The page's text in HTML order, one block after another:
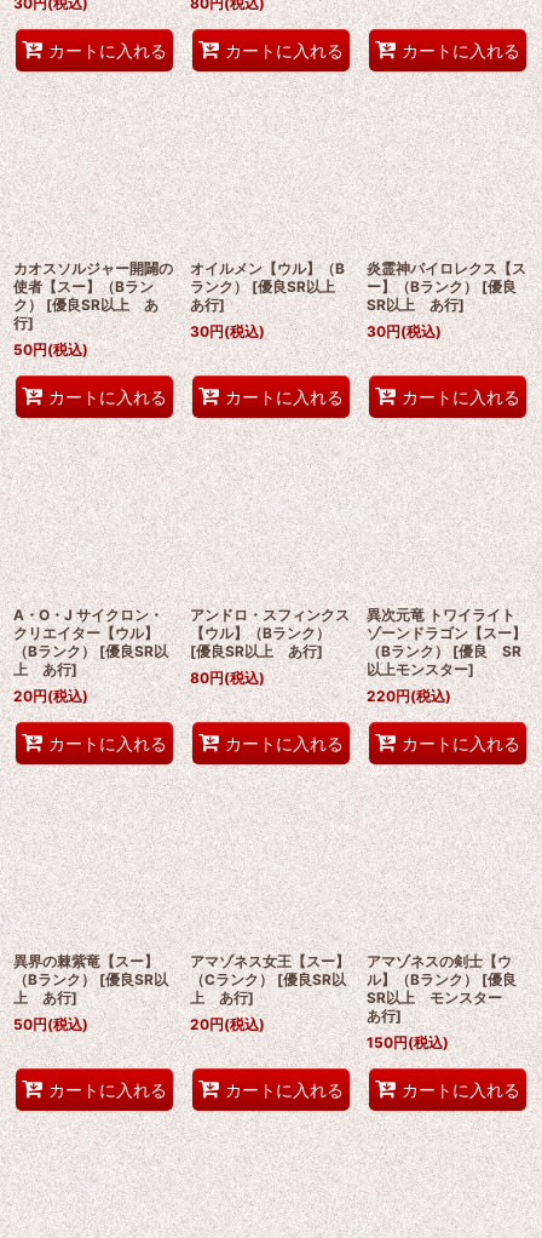
カートに入れる カートに入れる カートに入れる
カオスソルジャー開闢の
使者【スー】（Bラン
ク） [優良SR以上 あ
行]
50円(税込)
カートに入れる
オイルメン【ウル】（B
ランク） [優良SR以上
あ行]
30円(税込)
カートに入れる
炎霊神パイロレクス【ス
ー】（Bランク） [優良
SR以上 あ行]
30円(税込)
カートに入れる
A・O・J サイクロン・
クリエイター【ウル】
（Bランク） [優良SR以
上 あ行]
20円(税込)
カートに入れる
アンドロ・スフィンクス
【ウル】（Bランク）
[優良SR以上 あ行]
80円(税込)
カートに入れる
異次元竜 トワイライト
ゾーンドラゴン【スー】
（Bランク） [優良 SR
以上モンスター]
220円(税込)
カートに入れる
異界の棘紫竜【スー】
（Bランク） [優良SR以
上 あ行]
50円(税込)
カートに入れる
アマゾネス女王【スー】
（Cランク） [優良SR以
上 あ行]
20円(税込)
カートに入れる
アマゾネスの剣士【ウ
ル】（Bランク） [優良
SR以上 モンスター
あ行]
150円(税込)
カートに入れる